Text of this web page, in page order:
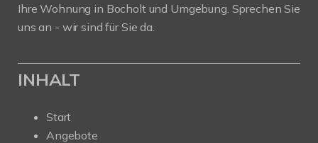
Ihre Wohnung in Bocholt und Umgebung. Sprechen Sie
uns an - wir sind für Sie da.
INHALT
Start
Angebote